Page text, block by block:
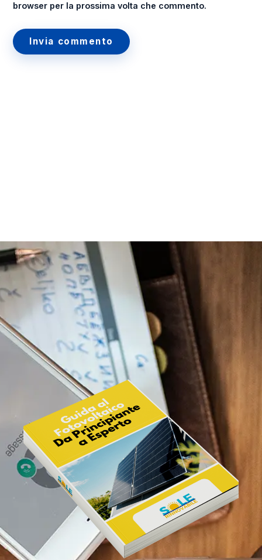
browser per la prossima volta che commento.